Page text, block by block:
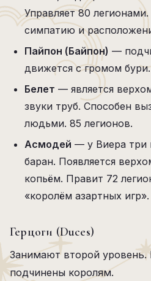
Управляет 80
симпатию и
Пайпон (Байпон) —
движется с громом
Белет — является
звуки труб. Способен
людьми. 85 легионов.
Асмодей — у Виера три
баран. Появляется
копьём. Правит 72
«королём азартных игр».
Герцоги (Duces)
Занимают второй
подчинены королям.